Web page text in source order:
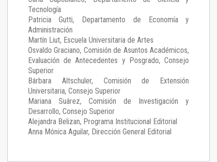
Tecnología
Patricia Gutti, Departamento de Economía y
Administración
Martín Liut, Escuela Universitaria de Artes
Osvaldo Graciano, Comisión de Asuntos Académicos,
Evaluación de Antecedentes y Posgrado, Consejo
Superior
Bárbara Altschuler, Comisión de Extensión
Universitaria, Consejo Superior
Mariana Suárez, Comisión de Investigación y
Desarrollo, Consejo Superior
Alejandra Belizan, Programa Institucional Editorial
Anna Mónica Aguilar, Dirección General Editorial